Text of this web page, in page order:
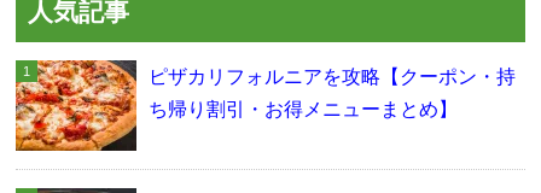
人気記事
ピザカリフォルニアを攻略【クーポン・持
ち帰り割引・お得メニューまとめ】